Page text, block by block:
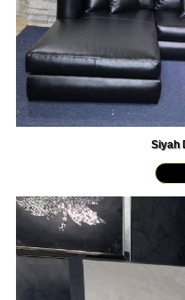
Siyah